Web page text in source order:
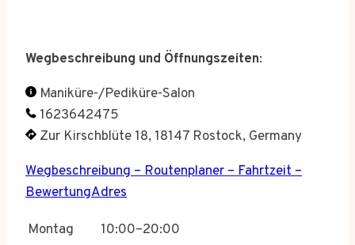
Wegbeschreibung und Öffnungszeiten:
Maniküre-/Pediküre-Salon
1623642475
Zur Kirschblüte 18, 18147 Rostock, Germany
Wegbeschreibung – Routenplaner – Fahrtzeit –
BewertungAdres
Montag 10:00–20:00